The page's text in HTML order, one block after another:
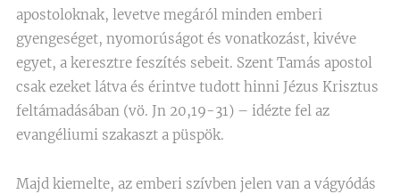
apostoloknak, levetve megáról minden emberi
gyengeséget, nyomorúságot és vonatkozást, kivéve
egyet, a keresztre feszítés sebeit. Szent Tamás apostol
csak ezeket látva és érintve tudott hinni Jézus Krisztus
feltámadásában (vö. Jn 20,19-31) – idézte fel az
evangéliumi szakaszt a püspök.
Majd kiemelte, az emberi szívben jelen van a vágyódás